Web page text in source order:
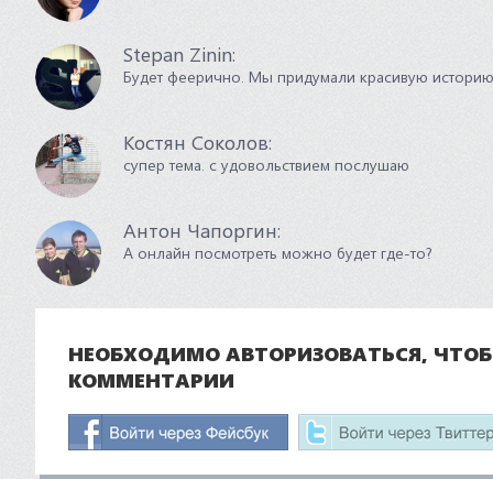
Stepan Zinin:
Будет феерично. Мы придумали красивую
Костян Соколов:
супер тема. с удовольствием послушаю
Антон Чапоргин:
А онлайн посмотреть можно будет где-то?
НЕОБХОДИМО АВТОРИЗОВАТЬСЯ,
КОММЕНТАРИИ